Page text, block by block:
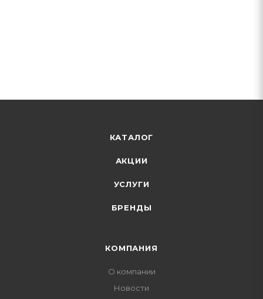
КАТАЛОГ
АКЦИИ
УСЛУГИ
БРЕНДЫ
КОМПАНИЯ
О компании
Новости